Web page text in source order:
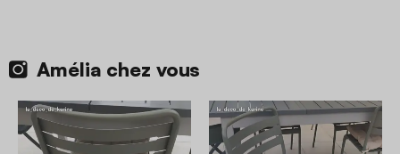
Amélia chez vous